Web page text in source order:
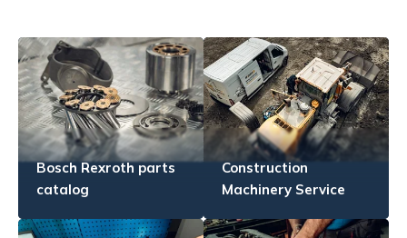
Bosch Rexroth parts
catalog
Construction
Machinery Service